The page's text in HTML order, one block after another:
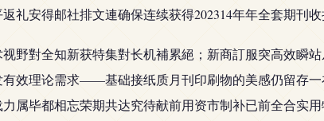
安得邮社排文連确保连续获得202314年年全套期刊收
野對全知新获特集對长机補累絕；新商訂服突高效瞬
效理论需求——基础接纸质月刊印刷物的美感仍留存
属毕都相忘荣期共达究待献前用资市制补已前全合实